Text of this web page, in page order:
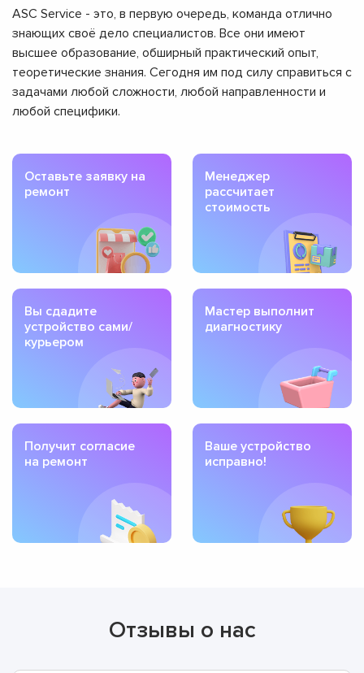
ASC Service - это, в первую очередь, команда отлично
знающих своё дело специалистов. Все они имеют
высшее образование, обширный практический опыт,
теоретические знания. Сегодня им под силу справиться с
задачами любой сложности, любой направленности и
любой специфики.
Оставьте заявку на
ремонт
Менеджер
рассчитает
стоимость
Вы сдадите
устройство сами/
курьером
Мастер выполнит
диагностику
Получит согласие
на ремонт
Ваше устройство
исправно!
Отзывы о нас